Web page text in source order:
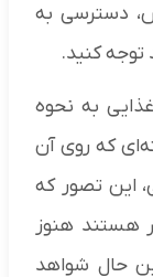
دسترسی به
توجه کنید.
به نحوه
که روی آن
این تصور که
هستند هنوز
حال شواهد